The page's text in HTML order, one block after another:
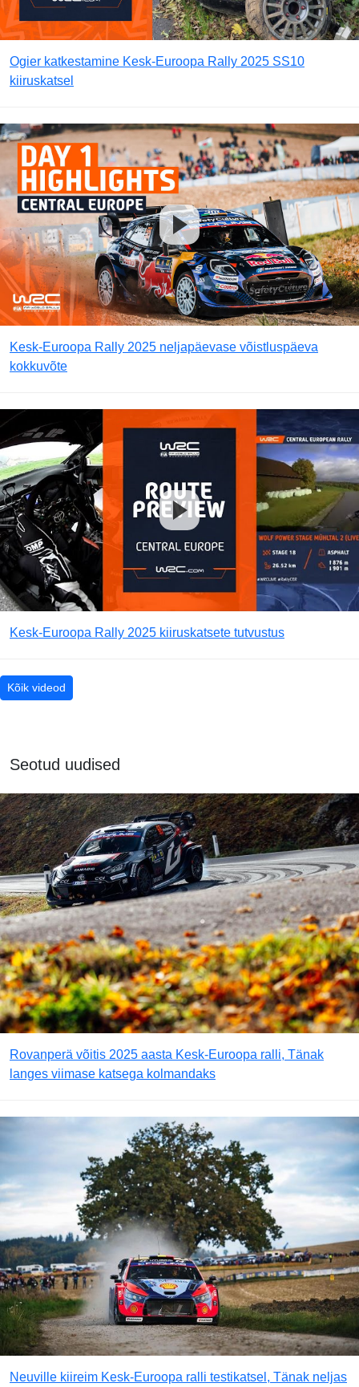
Ogier katkestamine Kesk-Euroopa Rally 2025 SS10
kiiruskatsel
Kesk-Euroopa Rally 2025 neljapäevase võistluspäeva
kokkuvõte
Kesk-Euroopa Rally 2025 kiiruskatsete tutvustus
Kõik videod
Seotud uudised
Rovanperä võitis 2025 aasta Kesk-Euroopa ralli, Tänak
langes viimase katsega kolmandaks
Neuville kiireim Kesk-Euroopa ralli testikatsel, Tänak neljas